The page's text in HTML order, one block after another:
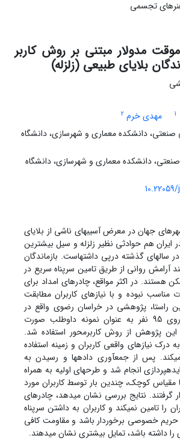
مدولار مبتنی بر روش کاربر
بلایای طبیعی (زلزله)
1 مهدی خرم 2
دانشکده معماری و شهرسازی، دانشگاه
صنعتی، دانشکده معماری و شهرسازی، دانشگاه
جهان در معرض آسیب­های ناشی از بلایای
ایران هم حوادثی نظیر زلزله و سیل بیشترین
در سال­های گذشته در­پی داشته­است. بازماندگان
آرامش روانی از طریق تامین سرپناه سریع در
هستند. در اکثر مواقع، چادرهای امداد برای
نبوده و با نیازهای کاربران مطابقت
راستا، پژوهشی در خراسان رضوی واقع در
تربت حیدریه بر روی 95 نفر به عنوان نمونه داوطلب صورت
پژوهش از روش کاربرمحور استفاده شد.
درک نیازهای واقعی کاربران و زمینه استفاده
پس از جمع­آوری داده­ها و رسیدن به
انجام شد و طرح­های اولیه به همراه
مقیاس کوچک، چندین بار توسط کاربران مورد
گرفتند. نتایج بررسی نشان می­دهد، چادرهای
را تامین نمی­کند و کاربران به داشتن سرپناه
حریم خصوصی برخوردار باشد و مقاومت کافی
را داشته باشد، تمایل بیشتری نشان می­دهند.